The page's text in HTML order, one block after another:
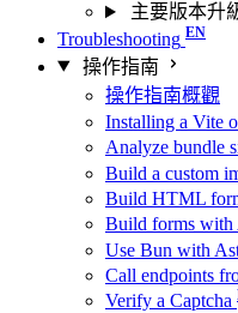
主要版本升
Troubleshooting
操作指南
操作指南概觀
Installing a Vite
Analyze bundle
Build a custom
Build HTML
Build forms with
Use Bun with
Call endpoints
Verify a Captcha